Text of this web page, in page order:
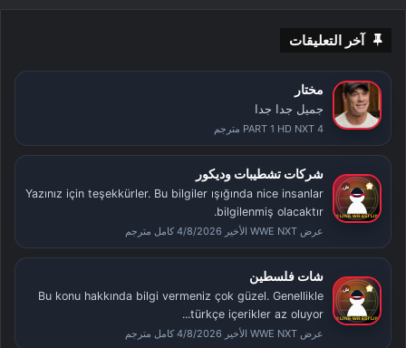
آخر التعليقات
مختار
جميل جدا جدا
PART 1 HD NXT 4 مترجم
شركات تشطيبات وديكور
Yazınız için teşekkürler. Bu bilgiler ışığında nice insanlar
bilgilenmiş olacaktır.
عرض WWE NXT الأخير 4/8/2026 كامل مترجم
شات فلسطين
Bu konu hakkında bilgi vermeniz çok güzel. Genellikle
türkçe içerikler az oluyor...
عرض WWE NXT الأخير 4/8/2026 كامل مترجم